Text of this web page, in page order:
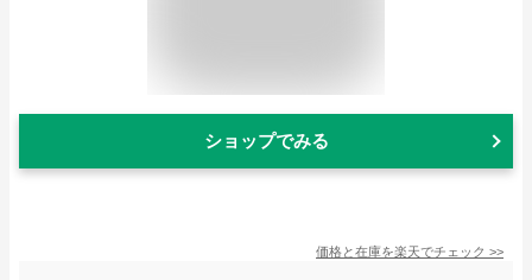
ショップでみる
価格と在庫を楽天でチェック >>